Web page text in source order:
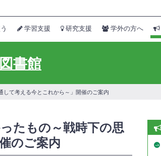
学習支援 研究支援 学外の方へ
書館
て考える今とこれから～」開催のご案内
たもの～戦時下の思
のご案内